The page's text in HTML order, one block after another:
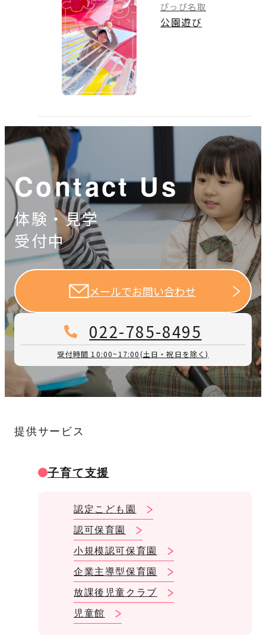
ぴっぴ名取
公園遊び
Contact Us
体験・見学
受付中
メールでお問い合わせ
022-785-8495
受付時間 10:00~17:00(土日・祝日を除く)
提供サービス
子育て支援
認定こども園
認可保育園
小規模認可保育園
企業主導型保育園
放課後児童クラブ
児童館